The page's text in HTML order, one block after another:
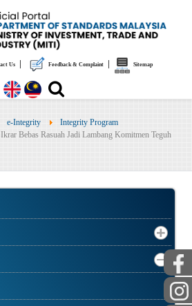
Us Feedback & Complaint Sitemap
e-Integrity
Integrity Program
Bebas Rasuah Jadi Lambang Komitmen Teguh